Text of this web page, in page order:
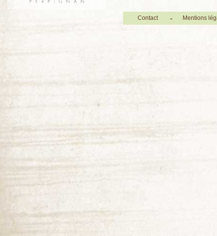
Contact Mentions